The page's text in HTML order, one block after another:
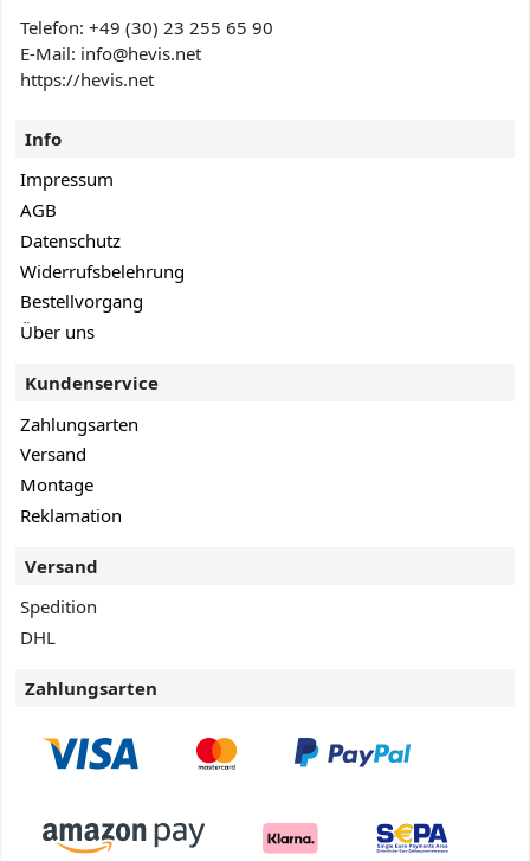
Telefon:+49 (30) 23 255 65 90
E-Mail: info@hevis.net
https://hevis.net
Info
Impressum
AGB
Datenschutz
Widerrufsbelehrung
Bestellvorgang
Über uns
Kundenservice
Zahlungsarten
Versand
Montage
Reklamation
Versand
Spedition
DHL
Zahlungsarten